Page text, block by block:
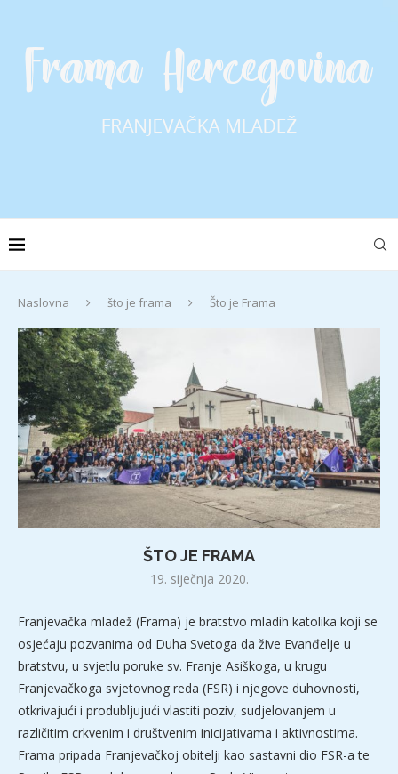
Naslovna što je frama Što je Frama
ŠTO JE FRAMA
19. siječnja 2020.
Franjevačka mladež (Frama) je bratstvo mladih katolika koji se
osjećaju pozvanima od Duha Svetoga da žive Evanđelje u
bratstvu, u svjetlu poruke sv. Franje Asiškoga, u krugu
Franjevačkoga svjetovnog reda (FSR) i njegove duhovnosti,
otkrivajući i produbljujući vlastiti poziv, sudjelovanjem u
različitim crkvenim i društvenim inicijativama i aktivnostima.
Frama pripada Franjevačkoj obitelji kao sastavni dio FSR-a te